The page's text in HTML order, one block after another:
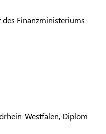
Finanzministeriums
Westfalen, Diplom-